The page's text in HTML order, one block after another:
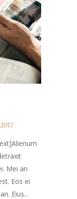
Mei an
Eos ei
Eius...